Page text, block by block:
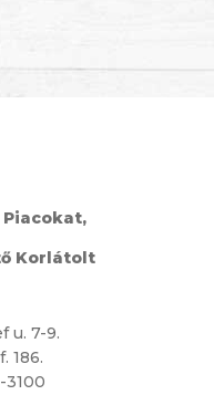
Piacokat,
Korlátolt
u. 7-9.
186.
3100